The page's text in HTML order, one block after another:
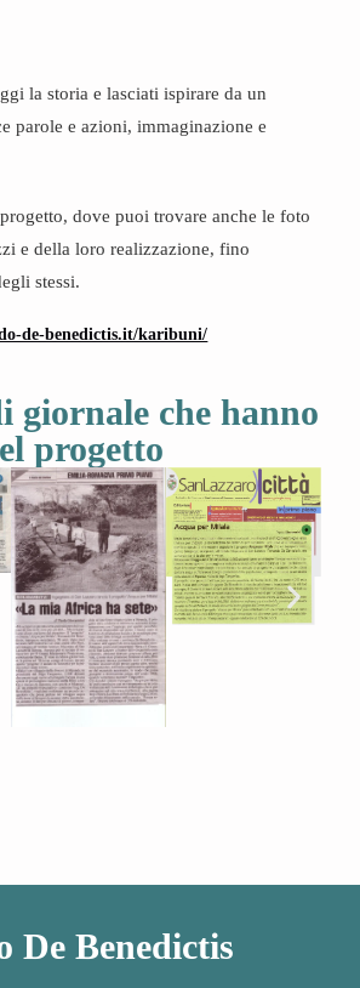
la storia e lasciati ispirare da un
parole e azioni, immaginazione e
dove puoi trovare anche le foto
e della loro realizzazione, fino
stessi.
de-benedictis.it/karibuni/
giornale che hanno
progetto
De Benedictis